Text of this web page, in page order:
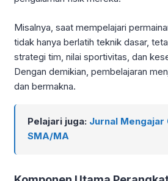
Misalnya, saat mempelajari
tidak hanya berlatih teknik dasar,
strategi tim, nilai sportivitas, dan
Dengan demikian, pembelajaran
dan bermakna.
Pelajari juga: Jurnal Mengajar
SMA/MA